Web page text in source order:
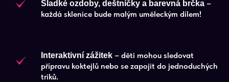
Sladké ozdoby, deštníčky a barevná brčka –
každá sklenice bude malým uměleckým dílem!
Interaktivní zážitek – děti mohou sledovat
přípravu koktejlů nebo se zapojit do jednoduchých
triků.